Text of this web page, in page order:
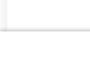
relación de